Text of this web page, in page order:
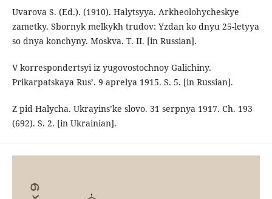
Uvarovа S. (Ed.). (1910). Halytsyya. Arkheolohycheskye
zametky. Sbornyk melkykh trudov: Yzdan ko dnyu 25-letyya
so dnya konchyny. Moskva. T. II. [in Russian].
V korrespondertsyi iz yugovostochnoy Galichiny.
Prikarpatskaya Rus’. 9 aprelya 1915. S. 5. [in Russian].
Z pid Halycha. Ukrayins’ke slovo. 31 serpnya 1917. Ch. 193
(692). S. 2. [in Ukrainian].